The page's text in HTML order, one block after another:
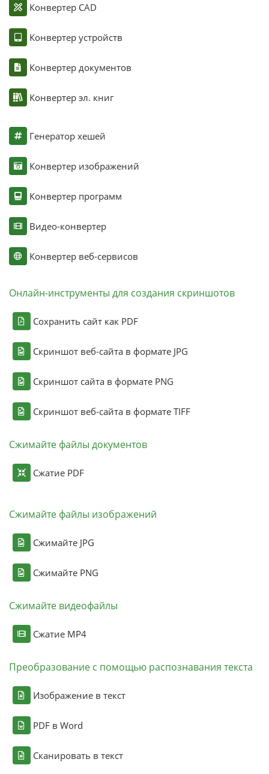
Конвертер CAD
Конвертер устройств
Конвертер документов
Конвертер эл. книг
Генератор хешей
Конвертер изображений
Конвертер программ
Видео-конвертер
Конвертер веб-сервисов
Онлайн-инструменты для создания скриншотов
Сохранить сайт как PDF
Скриншот веб-сайта в формате JPG
Скриншот сайта в формате PNG
Скриншот веб-сайта в формате TIFF
Сжимайте файлы документов
Сжатие PDF
Сжимайте файлы изображений
Сжимайте JPG
Сжимайте PNG
Сжимайте видеофайлы
Сжатие MP4
Преобразование с помощью распознавания текста
Изображение в текст
PDF в Word
Сканировать в текст